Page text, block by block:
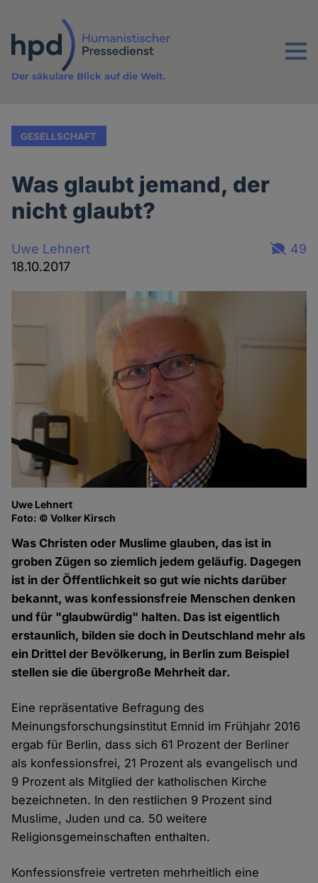
Inhalt
Menu
Der säkulare Blick auf die Welt.
GESELLSCHAFT
Was glaubt jemand, der
nicht glaubt?
Uwe Lehnert
18.10.2017
49
Uwe Lehnert
Foto: © Volker Kirsch
Was Christen oder Muslime glauben, das ist in
groben Zügen so ziemlich jedem geläufig. Dagegen
ist in der Öffentlichkeit so gut wie nichts darüber
bekannt, was konfessionsfreie Menschen denken
und für "glaubwürdig" halten. Das ist eigentlich
erstaunlich, bilden sie doch in Deutschland mehr als
ein Drittel der Bevölkerung, in Berlin zum Beispiel
stellen sie die übergroße Mehrheit dar.
Eine repräsentative Befragung des
Meinungsforschungsinstitut Emnid im Frühjahr 2016
ergab für Berlin, dass sich 61 Prozent der Berliner
als konfessionsfrei, 21 Prozent als evangelisch und
9 Prozent als Mitglied der katholischen Kirche
bezeichneten. In den restlichen 9 Prozent sind
Muslime, Juden und ca. 50 weitere
Religionsgemeinschaften enthalten.
Konfessionsfreie vertreten mehrheitlich eine